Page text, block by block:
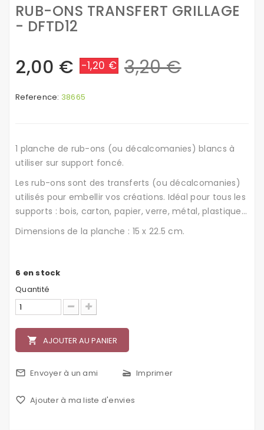
RUB-ONS TRANSFERT GRILLAGE
- DFTD12
2,00 € -1,20 € 3,20 €
Reference: 38665
1 planche de rub-ons (ou décalcomanies) blancs à
utiliser sur support foncé.
Les rub-ons sont des transferts (ou décalcomanies)
utilisés pour embellir vos créations. Idéal pour tous les
supports : bois, carton, papier, verre, métal, plastique...
Dimensions de la planche : 15 x 22.5 cm.
6 en stock
Quantité
local_grocery_store AJOUTER AU PANIER
mail_outline Envoyer à un ami scanner Imprimer
favorite_border Ajouter à ma liste d'envies